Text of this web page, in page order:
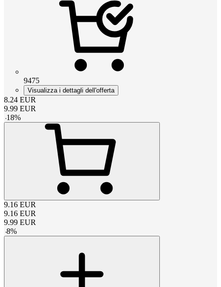
9475
Visualizza i dettagli dell'offerta
8.24 EUR
9.99 EUR
-18%
9.16 EUR
9.16 EUR
9.99 EUR
-8%